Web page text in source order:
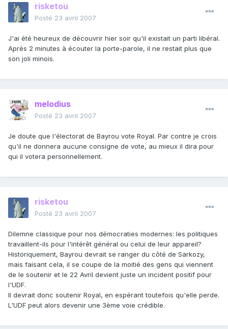
risketou
Posté 23 avril 2007
J'ai été heureux de découvrir hier soir qu'il existait un parti libéral.
Après 2 minutes à écouter la porte-parole, il ne restait plus que
son joli minois.
melodius
Posté 23 avril 2007
Je doute que l'électorat de Bayrou vote Royal. Par contre je crois
qu'il ne donnera aucune consigne de vote, au mieux il dira pour
qui il votera personnellement.
risketou
Posté 23 avril 2007
Dilemne classique pour nos démocraties modernes: les politiques
travaillent-ils pour l'intérêt général ou celui de leur appareil?
Historiquement, Bayrou devrait se ranger du côté de Sarkozy,
mais faisant cela, il se coupe de la moitié des gens qui viennent
de le soutenir et le 22 Avril devient juste un incident positif pour
l'UDF.
Il devrait donc soutenir Royal, en espérant toutefois qu'elle perde.
L'UDF peut alors devenir une 3ème voie crédible.